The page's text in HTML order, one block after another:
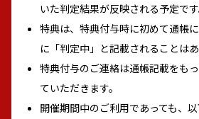
いた判定結果が反映される予定です
特典は、特典付与時に初めて通帳
に「判定中」と記載されることはあ
特典付与のご連絡は通帳記載をも
ていただきます。
開催期間中のご利用であっても、